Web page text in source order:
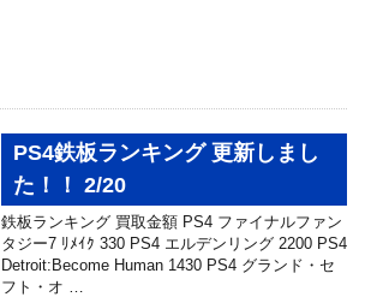
PS4鉄板ランキング 更新しまし
た！！ 2/20
鉄板ランキング 買取金額 PS4 ファイナルファン
タジー7 ﾘﾒｲｸ 330 PS4 エルデンリング 2200 PS4
Detroit:Become Human 1430 PS4 グランド・セ
フト・オ …